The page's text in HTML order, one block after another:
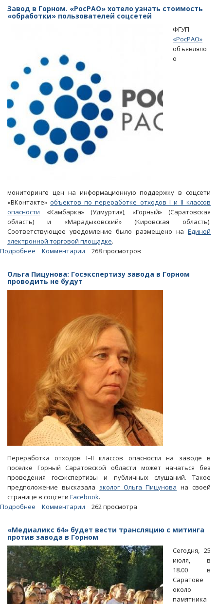
о
лекарствах
движения
подкосили
Радаева
Завод в Горном. «РосРАО» хотело узнать стоимость
«обработки» пользователей соцсетей
ФГУП
«РосРАО»
объявляло
о
мониторинге цен на информационную поддержку в соцсети
«ВКонтакте»объектов по переработке отходов I и II классов
опасности «Камбарка» (Удмуртия), «Горный» (Саратовская
область) и «Марадыковский» (Кировская область).
Соответствующее уведомление было размещено на Единой
электронной торговой площадке.
Подробнее
Горном.
«РосРАО»
«обработки»
пользователей
соцсетей
Комментарии 268 просмотров
Ольга Пицунова: Госэкспертизу завода в Горном
проводить не будут
Переработка отходов I–II классов опасности на заводе в
поселке Горный Саратовской области может начаться без
проведения госэкспертизы и публичных слушаний. Такое
предположение высказала эколог Ольга Пицунова на своей
странице в соцсети Facebook.
Подробнее
Пицунова:
Госэкспертизу
завода
в
Горном
проводить
не
будут
Комментарии 262 просмотра
«Медиаликс 64» будет вести трансляцию с митинга
против завода в Горном
Сегодня, 25
июля, в
18.00 в
Саратове
около
памятника